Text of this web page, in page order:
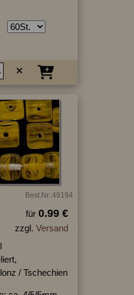
Best.Nr.:49194
für 0.99 €
zzgl. Versand
/ Tschechien